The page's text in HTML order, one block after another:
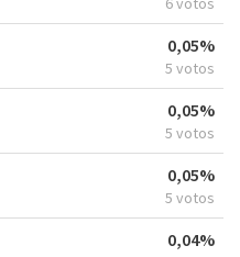
0,05%
5 votos
0,05%
5 votos
0,05%
5 votos
0,04%